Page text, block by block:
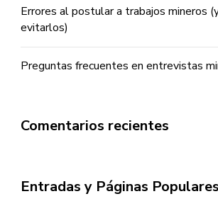
Errores al postular a trabajos mineros
evitarlos)
Preguntas frecuentes en entrevistas
Comentarios recientes
Entradas y Páginas Populares